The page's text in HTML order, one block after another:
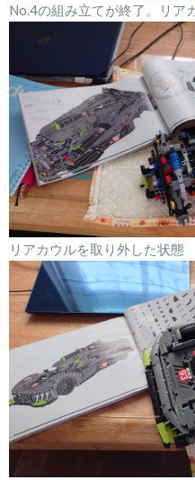
No.4の組み立てが終了。リア
リアカウルを取り外した状態